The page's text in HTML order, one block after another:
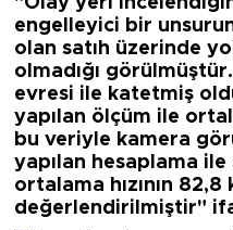
engelleyici bir
olan satıh üzerinde
olmadığı
evresi ile katetmiş
yapılan ölçüm ile
bu veriyle kamera
yapılan hesaplama ile
ortalama hızının
değerlendirilmiştir"